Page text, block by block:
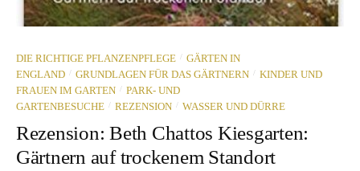
DIE RICHTIGE PFLANZENPFLEGE / GÄRTEN IN
ENGLAND / GRUNDLAGEN FÜR DAS GÄRTNERN / KINDER UND
FRAUEN IM GARTEN / PARK- UND
GARTENBESUCHE / REZENSION / WASSER UND DÜRRE
Rezension: Beth Chattos Kiesgarten:
Gärtnern auf trockenem Standort